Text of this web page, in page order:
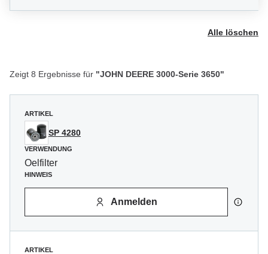
Alle löschen
Zeigt 8 Ergebnisse für "JOHN DEERE 3000-Serie 3650"
ARTIKEL
SP 4280
VERWENDUNG
Oelfilter
HINWEIS
Anmelden
ARTIKEL